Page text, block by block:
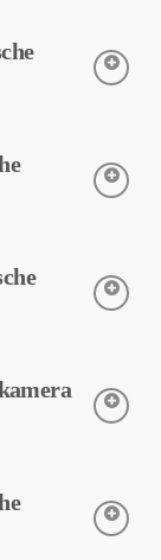
Diese
potenzieller
die
der
und
Werk
und hilft, den
Diese
und